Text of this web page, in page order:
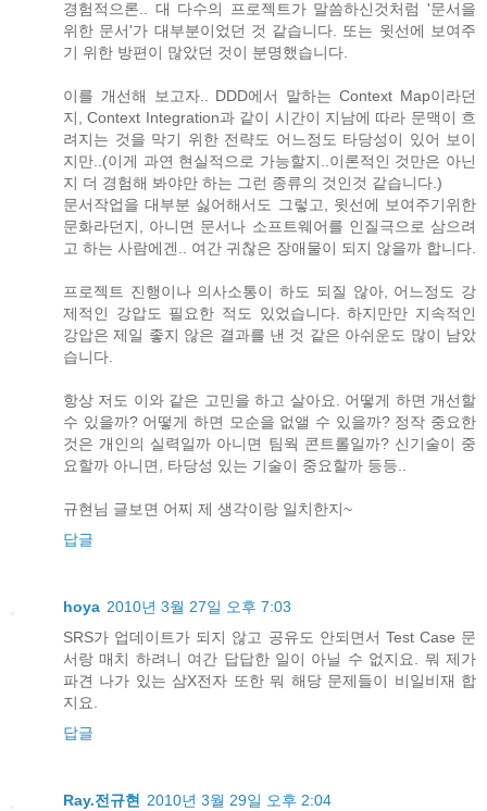
경험적으론.. 대 다수의 프로젝트가 말씀하신것처럼 '문서을
위한 문서'가 대부분이었던 것 같습니다. 또는 윗선에 보여주
기 위한 방편이 많았던 것이 분명했습니다.
이를 개선해 보고자.. DDD에서 말하는 Context Map이라던
지, Context Integration과 같이 시간이 지남에 따라 문맥이 흐
려지는 것을 막기 위한 전략도 어느정도 타당성이 있어 보이
지만..(이게 과연 현실적으로 가능할지..이론적인 것만은 아닌
지 더 경험해 봐야만 하는 그런 종류의 것인것 같습니다.)
문서작업을 대부분 싫어해서도 그렇고, 윗선에 보여주기위한
문화라던지, 아니면 문서나 소프트웨어를 인질극으로 삼으려
고 하는 사람에겐.. 여간 귀찮은 장애물이 되지 않을까 합니다.
프로젝트 진행이나 의사소통이 하도 되질 않아, 어느정도 강
제적인 강압도 필요한 적도 있었습니다. 하지만만 지속적인
강압은 제일 좋지 않은 결과를 낸 것 같은 아쉬운도 많이 남았
습니다.
항상 저도 이와 같은 고민을 하고 살아요. 어떻게 하면 개선할
수 있을까? 어떻게 하면 모순을 없앨 수 있을까? 정작 중요한
것은 개인의 실력일까 아니면 팀웍 콘트롤일까? 신기술이 중
요할까 아니면, 타당성 있는 기술이 중요할까 등등..
규현님 글보면 어찌 제 생각이랑 일치한지~
답글
hoya 2010년 3월 27일 오후 7:03
SRS가 업데이트가 되지 않고 공유도 안되면서 Test Case 문
서랑 매치 하려니 여간 답답한 일이 아닐 수 없지요. 뭐 제가
파견 나가 있는 삼X전자 또한 뭐 해당 문제들이 비일비재 합
지요.
답글
Ray.전규현
2010년 3월 29일 오후 2:04